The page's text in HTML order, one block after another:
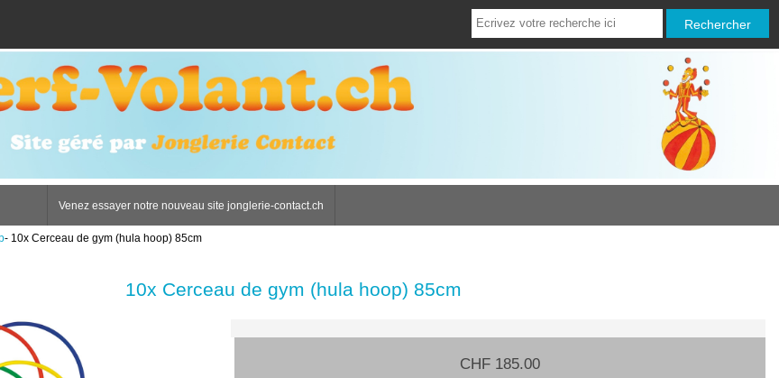
Venez essayer notre nouveau site jonglerie-contact.ch
- 10x Cerceau de gym (hula hoop) 85cm
10x Cerceau de gym (hula hoop) 85cm
CHF 185.00